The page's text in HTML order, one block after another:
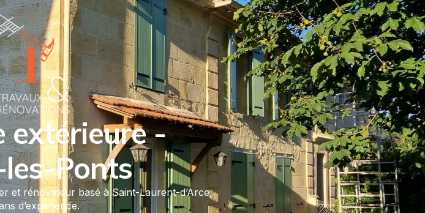
extérieure -
Ponts
et rénovateur basé à Saint-Laurent-d’Arce,
d’expérience.